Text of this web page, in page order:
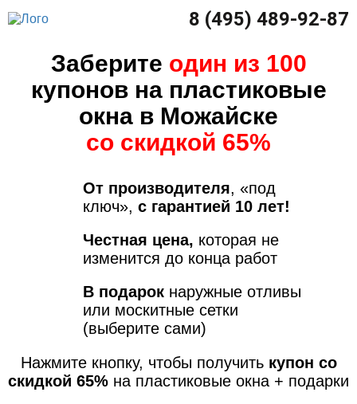
8 (495) 489-92-87
Заберите один из 100
купонов на пластиковые
окна в Можайске
со скидкой 65%
От производителя, «под
ключ», с гарантией 10 лет!
Честная цена, которая не
изменится до конца работ
В подарок наружные отливы
или москитные сетки
(выберите сами)
Нажмите кнопку, чтобы получить купон со
скидкой 65% на пластиковые окна + подарки